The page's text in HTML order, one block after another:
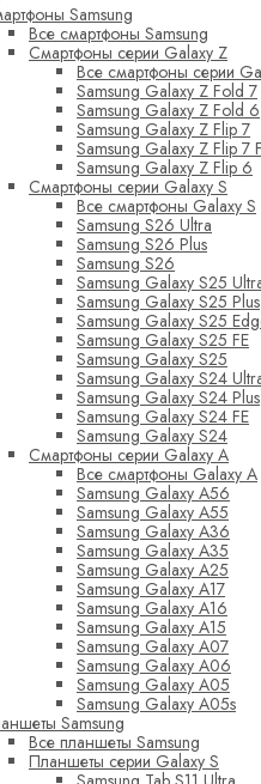
Samsung
Все смартфоны Samsung
Смартфоны серии Galaxy Z
Все смартфоны серии
Samsung Galaxy Z Fold 7
Samsung Galaxy Z Fold 6
Samsung Galaxy Z Flip 7
Samsung Galaxy Z Flip 7
Samsung Galaxy Z Flip 6
Смартфоны серии Galaxy S
Все смартфоны Galaxy S
Samsung S26 Ultra
Samsung S26 Plus
Samsung S26
Samsung Galaxy S25
Samsung Galaxy S25 Plus
Samsung Galaxy S25
Samsung Galaxy S25 FE
Samsung Galaxy S25
Samsung Galaxy S24
Samsung Galaxy S24 Plus
Samsung Galaxy S24 FE
Samsung Galaxy S24
Смартфоны серии Galaxy A
Все смартфоны Galaxy A
Samsung Galaxy A56
Samsung Galaxy A55
Samsung Galaxy A36
Samsung Galaxy A35
Samsung Galaxy A25
Samsung Galaxy A17
Samsung Galaxy A16
Samsung Galaxy A15
Samsung Galaxy A07
Samsung Galaxy A06
Samsung Galaxy A05
Samsung Galaxy A05s
Samsung
Все планшеты Samsung
Планшеты серии Galaxy S